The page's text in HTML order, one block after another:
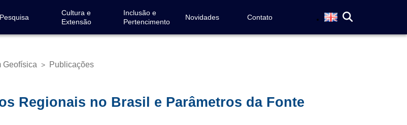
Pesquisa
Cultura e
Extensão
Inclusão e
Pertencimento
Novidades Contato
Geofísica > Publicações
Regionais no Brasil e Parâmetros da Fonte